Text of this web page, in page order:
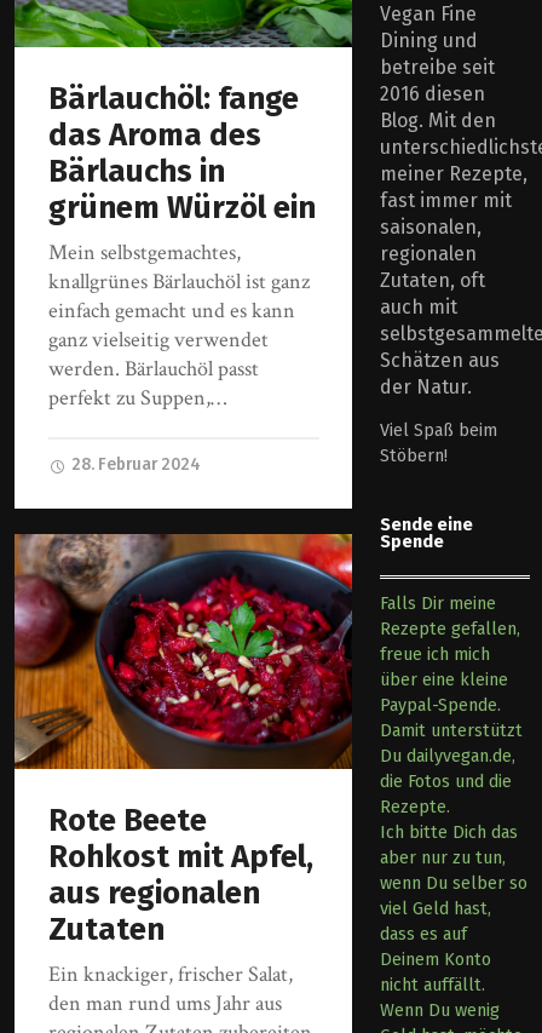
Bärlauchöl: fange
das Aroma des
Bärlauchs in
grünem Würzöl ein
Mein selbstgemachtes,
knallgrünes Bärlauchöl ist ganz
einfach gemacht und es kann
ganz vielseitig verwendet
werden. Bärlauchöl passt
perfekt zu Suppen,…
28. Februar 2024
Rote Beete
Rohkost mit Apfel,
aus regionalen
Zutaten
Ein knackiger, frischer Salat,
den man rund ums Jahr aus
Vegan Fine
Dining und
betreibe seit
2016 diesen
Blog. Mit den
meiner Rezepte,
fast immer mit
saisonalen,
regionalen
Zutaten, oft
auch mit
Schätzen aus
der Natur.
Viel Spaß beim
Stöbern!
Sende eine
Spende
Falls Dir meine
Rezepte gefallen,
freue ich mich
über eine kleine
Paypal-Spende.
Damit unterstützt
Du dailyvegan.de,
die Fotos und die
Rezepte.
Ich bitte Dich das
aber nur zu tun,
wenn Du selber so
viel Geld hast,
dass es auf
Deinem Konto
nicht auffällt.
Wenn Du wenig